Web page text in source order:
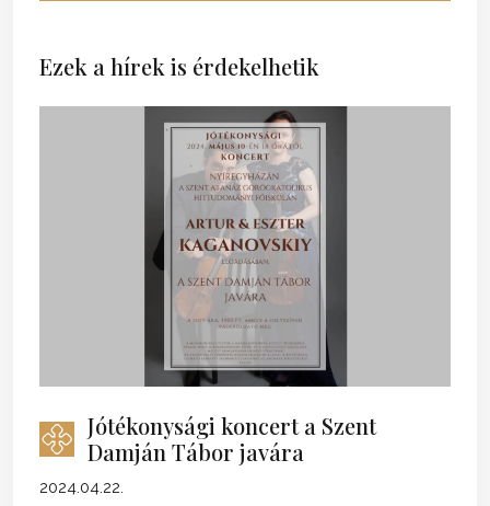
Ezek a hírek is érdekelhetik
Jótékonysági koncert a Szent
Damján Tábor javára
2024.04.22.